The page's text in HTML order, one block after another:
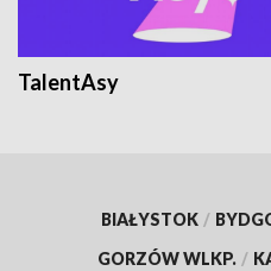
TalentAsy
BIAŁYSTOK /
GORZÓW WLKP. /